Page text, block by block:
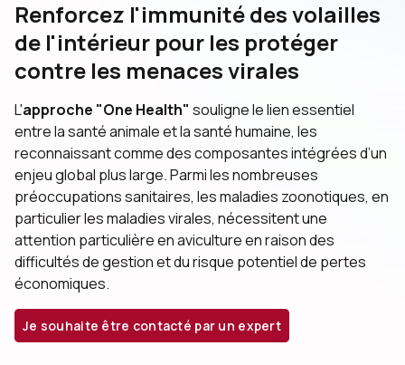
Renforcez l'immunité des volailles
de l'intérieur pour les protéger
contre les menaces virales
L'approche "One Health" souligne le lien essentiel
entre la santé animale et la santé humaine, les
reconnaissant comme des composantes intégrées d’un
enjeu global plus large. Parmi les nombreuses
préoccupations sanitaires, les maladies zoonotiques, en
particulier les maladies virales, nécessitent une
attention particulière en aviculture en raison des
difficultés de gestion et du risque potentiel de pertes
économiques.
Je souhaite être contacté par un expert